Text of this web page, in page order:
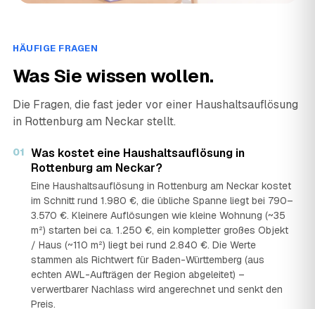
HÄUFIGE FRAGEN
Was Sie wissen wollen.
Die Fragen, die fast jeder vor einer Haushaltsauflösung
in Rottenburg am Neckar stellt.
01 Was kostet eine Haushaltsauflösung in
Rottenburg am Neckar?
Eine Haushaltsauflösung in Rottenburg am Neckar kostet
im Schnitt rund 1.980 €, die übliche Spanne liegt bei 790–
3.570 €. Kleinere Auflösungen wie kleine Wohnung (~35
m²) starten bei ca. 1.250 €, ein kompletter großes Objekt
/ Haus (~110 m²) liegt bei rund 2.840 €. Die Werte
stammen als Richtwert für Baden-Württemberg (aus
echten AWL-Aufträgen der Region abgeleitet) –
verwertbarer Nachlass wird angerechnet und senkt den
Preis.